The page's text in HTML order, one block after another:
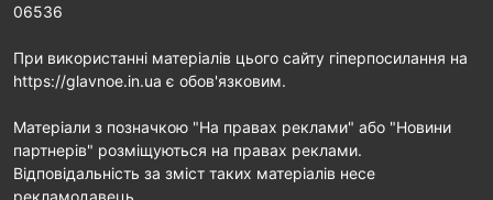
06536
При використанні матеріалів цього сайту гіперпосилання на
https://glavnoe.in.ua є обов'язковим.
Матеріали з позначкою "На правах реклами" або "Новини
партнерів" розміщуються на правах реклами.
Відповідальність за зміст таких матеріалів несе